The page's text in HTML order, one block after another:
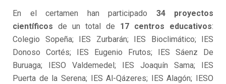
En el certamen han participado 34 proyectos
científicos de un total de 17 centros educativos:
Colegio Sopeña; IES Zurbarán; IES Bioclimático; IES
Donoso Cortés; IES Eugenio Frutos; IES Sáenz De
Buruaga; IESO Valdemedel; IES Joaquín Sama; IES
Puerta de la Serena; IES Al-Qázeres; IES Alagón; IESO